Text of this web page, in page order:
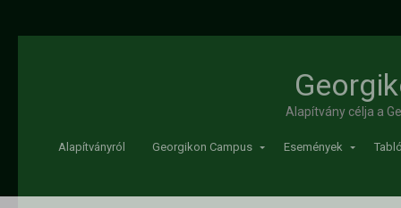
Alapítvány célja a
Alapítványról Georgikon Campus Események